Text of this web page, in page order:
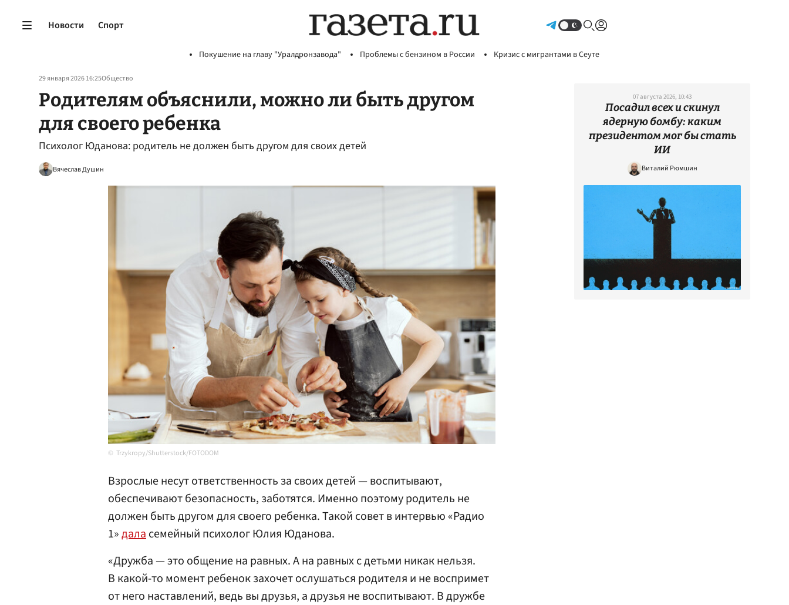
Новости Спорт
Покушение на главу "Уралдронзавода" Проблемы с бензином в России Кризис с мигрантами в Сеуте
29 января 2026 16:25Общество
Родителям объяснили, можно ли быть другом
для своего ребенка
Психолог Юданова: родитель не должен быть другом для своих детей
Вячеслав Душин
Trzykropy/Shutterstock/FOTODOM
Взрослые несут ответственность за своих детей — воспитывают,
обеспечивают безопасность, заботятся. Именно поэтому родитель не
должен быть другом для своего ребенка. Такой совет в интервью «Радио
1»даласемейный психолог Юлия Юданова.
«Дружба — это общение на равных. А на равных с детьми никак нельзя.
В какой-то момент ребенок захочет ослушаться родителя и не воспримет
от него наставлений, ведь вы друзья, а друзья не воспитывают. В дружбе
07 августа 2026, 10:43
Посадил всех и скинул
ядерную бомбу: каким
президентом мог бы стать
ИИ
Виталий Рюмшин